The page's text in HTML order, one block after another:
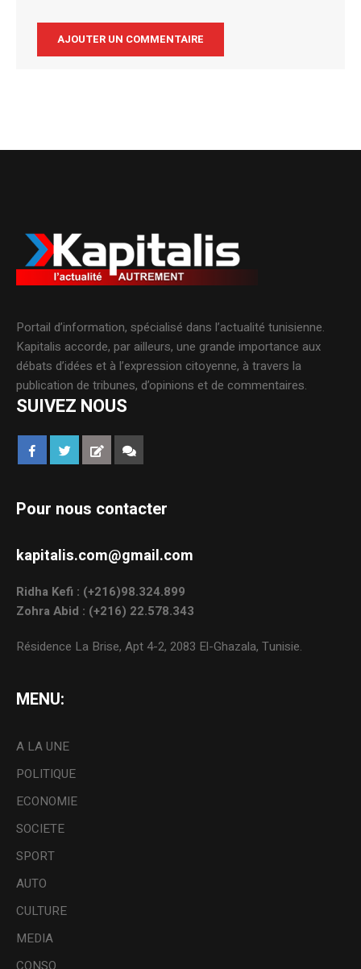
Portail d’information, spécialisé dans l’actualité tunisienne.
Kapitalis accorde, par ailleurs, une grande importance aux
débats d’idées et à l’expression citoyenne, à travers la
publication de tribunes, d’opinions et de commentaires.
SUIVEZ NOUS
Pour nous contacter
kapitalis.com@gmail.com
Ridha Kefi : (+216)98.324.899
Zohra Abid : (+216) 22.578.343
Résidence La Brise, Apt 4-2, 2083 El-Ghazala, Tunisie.
MENU:
A LA UNE
POLITIQUE
ECONOMIE
SOCIETE
SPORT
AUTO
CULTURE
MEDIA